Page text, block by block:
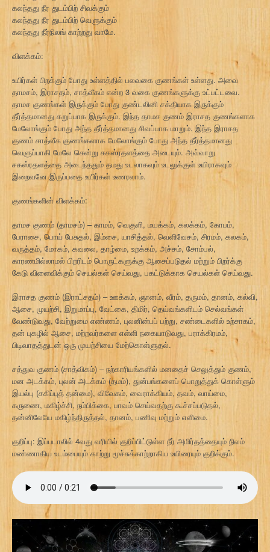
கலந்தது நீர துடம்பிற் சிவக்கும்
கலந்தது நீர துடம்பிற் வெளுக்கும்
கலந்தது நீர்நிலங் காற்றது வாமே.
விளக்கம்:
உயிர்கள் பிறக்கும் போது உள்ளத்தில் பலவகை குணங்கள் உள்ளது. அவை
தாமசம், இராசதம், சாத்வீகம் என்ற 3 வகை குணங்களுக்கு உட்பட்டவை.
தாமச குணங்கள் இருக்கும் போது குண்டலினி சக்தியாக இருக்கும்
தீர்த்தமானது கறுப்பாக இருக்கும். இந்த தாமச குணம் இராசத குணங்களாக
மேலோங்கும் போது அந்த தீர்த்தமானது சிவப்பாக மாறும். இந்த இராசத
குணம் சாத்வீக குணங்களாக மேலோங்கும் போது அந்த தீர்த்தமானது
வெளுப்பாகி மேலே சென்று சகஸ்ரதளத்தை அடையும். அவ்வாறு
சகஸ்ரதளத்தை அடைந்ததும் தமது உடலாகவும் உடலுக்குள் உயிராகவும்
இறைவனே இருப்பதை உயிர்கள் உணரலாம்.
குணங்களின் விளக்கம்:
தாமச குணம் (தாமசம்) – காமம், வெகுளி, மயக்கம், கலக்கம், கோபம்,
பேராசை, பொய் பேசுதல், இம்சை, யாசித்தல், வெளிவேசம், சிரமம், கலகம்,
வருத்தம், மோகம், கவலை, தாழ்மை, உறக்கம், அச்சம், சோம்பல்,
காரணமில்லாமல் பிறரிடம் பொருட்களுக்கு ஆசைப்படுதல் மற்றும் பிறர்க்கு
கேடு விளைவிக்கும் செயல்கள் செய்வது, பகட்டுக்காக செயல்கள் செய்வது.
இராசத குணம் (இராட்சதம்) – ஊக்கம், ஞானம், வீரம், தருமம், தானம், கல்வி,
ஆசை, முயற்சி, இறுமாப்பு, வேட்கை, திமிர், தெய்வங்களிடம் செல்வங்கள்
வேண்டுவது, வேற்றுமை எண்ணம், புலனின்பப் பற்று, சண்டைகளில் உற்சாகம்,
தன் புகழில் ஆசை, மற்றவர்களை எள்ளி நகையாடுவது, பராக்கிரமம்,
பிடிவாதத்துடன் ஒரு முயற்சியை மேற்கொள்ளுதல்.
சத்துவ குணம் (சாத்விகம்) – நற்காரியங்களில் மனதைச் செலுத்தும் குணம்,
மன அடக்கம், புலன் அடக்கம் (தமம்), துன்பங்களைப் பொறுத்துக் கொள்ளும்
இயல்பு (சகிப்புத் தன்மை), விவேகம், வைராக்கியம், தவம், வாய்மை,
கருணை, மகிழ்ச்சி, நம்பிக்கை, பாவம் செய்வதற்கு கூச்சப்படுதல்,
தன்னிலேயே மகிழ்ந்திருத்தல், தானம், பணிவு மற்றும் எளிமை.
குறிப்பு: இப்படாலில் 4வது வரியில் குறிப்பிட்டுள்ள நீர் அமிர்தத்தையும் நிலம்
மண்ணாகிய உடம்பையும் காற்று மூச்சுக்காற்றாகிய உயிரையும் குறிக்கும்.